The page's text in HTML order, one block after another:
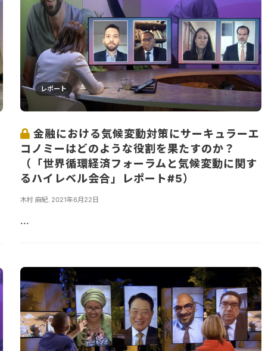
レポート
金融における気候変動対策にサーキュラーエ
コノミーはどのような役割を果たすのか？
（「世界循環経済フォーラムと気候変動に関す
るハイレベル会合」レポート#5）
木村 麻紀, 2021年6月22日
...